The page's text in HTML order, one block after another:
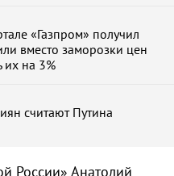
«Газпром» получил
вместо заморозки цен
их на 3%
считают Путина
России» Анатолий